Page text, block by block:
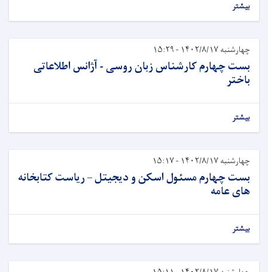
بیشتر
چهارشنبه ۱۴۰۲/۸/۱۷ - ۱۵:۲۹
بست چهارم کارشناس زبان روسی - آژانس اطلاعاتی
باختر
بیشتر
چهارشنبه ۱۴۰۲/۸/۱۷ - ۱۵:۱۷
بست چهارم مسئول اسکن و دیجیتل – ریاست کتابخانه
های عامه
بیشتر